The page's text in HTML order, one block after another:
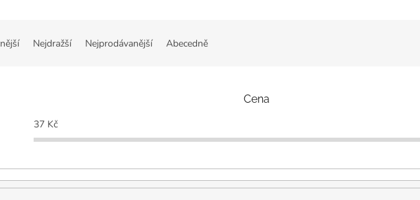
Nejdražší Nejprodávanější Abecedně
Cena
37Kč